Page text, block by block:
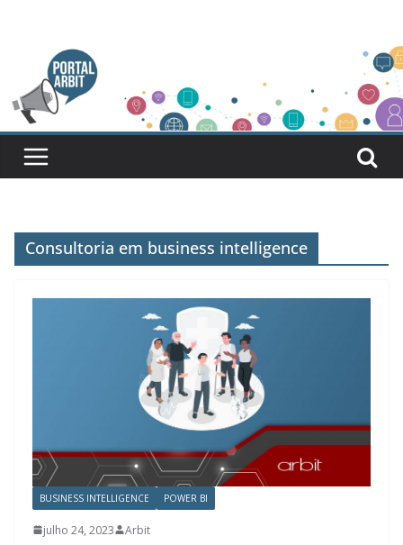
conteúdo
Consultoria em business intelligence
BUSINESS INTELLIGENCE POWER BI
julho 24, 2023 Arbit